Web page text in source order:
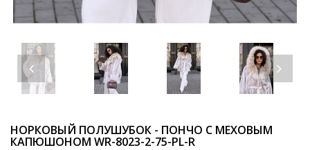
НОРКОВЫЙ ПОЛУШУБОК - ПОНЧО С МЕХОВЫМ
КАПЮШОНОМ WR-8023-2-75-PL-R